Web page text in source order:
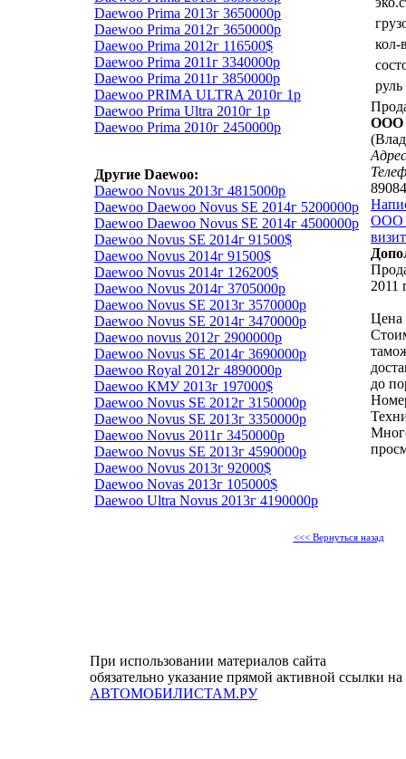
Daewoo Prima 2013г 3650000р
Daewoo Prima 2012г 3650000р
Daewoo Prima 2012г 116500$
Daewoo Prima 2011г 3340000р
Daewoo Prima 2011г 3850000р
Daewoo PRIMA ULTRA 2010г 1р
Daewoo Prima Ultra 2010г 1р
Daewoo Prima 2010г 2450000р
Другие Daewoo:
Daewoo Novus 2013г 4815000р
Daewoo Daewoo Novus SE 2014г 5200000р
Daewoo Daewoo Novus SE 2014г 4500000р
Daewoo Novus SE 2014г 91500$
Daewoo Novus 2014г 91500$
Daewoo Novus 2014г 126200$
Daewoo Novus 2014г 3705000р
Daewoo Novus SE 2013г 3570000р
Daewoo Novus SE 2014г 3470000р
Daewoo novus 2012г 2900000р
Daewoo Novus SE 2014г 3690000р
Daewoo Royal 2012г 4890000р
Daewoo КМУ 2013г 197000$
Daewoo Novus SE 2012г 3150000р
Daewoo Novus SE 2013г 3350000р
Daewoo Novus 2011г 3450000р
Daewoo Novus SE 2013г 4590000р
Daewoo Novus 2013г 92000$
Daewoo Novas 2013г 105000$
Daewoo Ultra Novus 2013г 4190000р
кол-
руль
ООО
ООО
2011
Цена
до
<<< Вернуться назад
При использовании материалов сайта
обязательно указание прямой активной ссылки на
АВТОМОБИЛИСТАМ.РУ